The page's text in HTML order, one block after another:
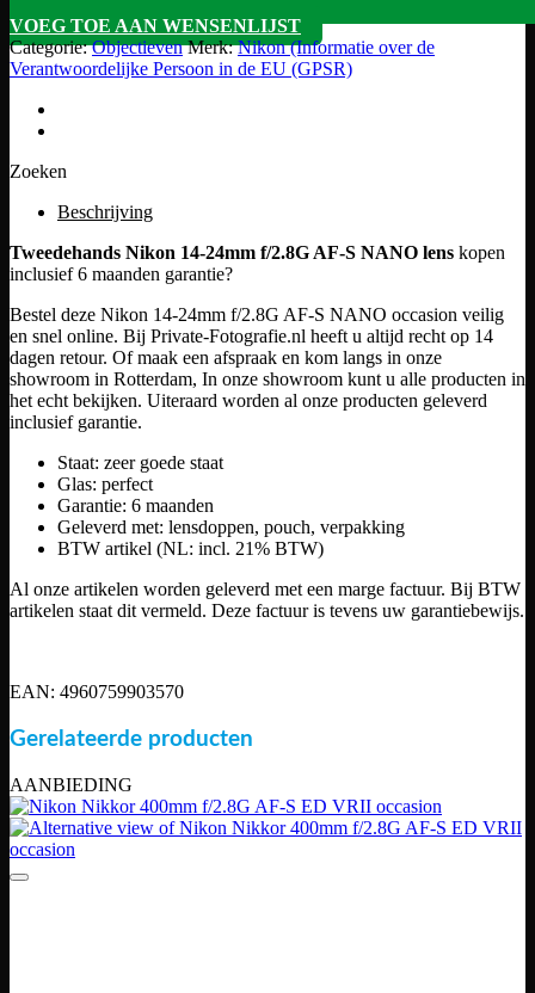
VOEG TOE AAN WENSENLIJST
Categorie:Objectieven Merk:Nikon (Informatie over de
Verantwoordelijke Persoon in de EU (GPSR)
Zoeken
Beschrijving
Tweedehands Nikon 14-24mm f/2.8G AF-S NANO lens kopen
inclusief 6 maanden garantie?
Bestel deze Nikon 14-24mm f/2.8G AF-S NANO occasion veilig
en snel online. Bij Private-Fotografie.nl heeft u altijd recht op 14
dagen retour. Of maak een afspraak en kom langs in onze
showroom in Rotterdam, In onze showroom kunt u alle producten in
het echt bekijken. Uiteraard worden al onze producten geleverd
inclusief garantie.
Staat: zeer goede staat
Glas: perfect
Garantie: 6 maanden
Geleverd met: lensdoppen, pouch, verpakking
BTW artikel (NL: incl. 21% BTW)
Al onze artikelen worden geleverd met een marge factuur. Bij BTW
artikelen staat dit vermeld. Deze factuur is tevens uw garantiebewijs.
EAN: 4960759903570
Gerelateerde producten
AANBIEDING